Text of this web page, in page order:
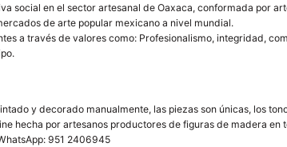
social en el sector artesanal de Oaxaca, conformada por
de arte popular mexicano a nivel mundial.
a través de valores como: Profesionalismo, integridad,
y decorado manualmente, las piezas son únicas, los
hecha por artesanos productores de figuras de madera en
951 2406945